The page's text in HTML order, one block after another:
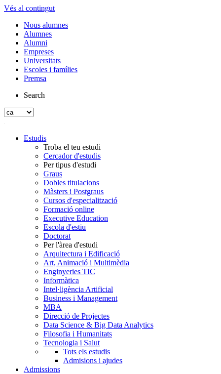
Vés al contingut
Nous alumnes
Alumnes
Alumni
Empreses
Universitats
Escoles i famílies
Premsa
Search
Estudis
Troba el teu estudi
Cercador d'estudis
Per tipus d'estudi
Graus
Dobles titulacions
Màsters i Postgraus
Cursos d'especialització
Formació online
Executive Education
Escola d'estiu
Doctorat
Per l'àrea d'estudi
Arquitectura i Edificació
Art, Animació i Multimèdia
Enginyeries TIC
Informàtica
Intel·ligència Artificial
Business i Management
MBA
Direcció de Projectes
Data Science & Big Data Analytics
Filosofia i Humanitats
Tecnologia i Salut
Tots els estudis
Admisions i ajudes
Admissions